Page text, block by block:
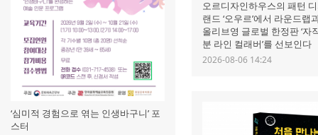
오르디자인하우스의 패턴
랜드 ‘오우르’에서 라운드랩
올리브영 글로벌 한정판 ‘자
분 라인 컬래버’를 선보인다
2026-08-06 14:24
‘심미적 경험으로 엮는 인생바구니’ 포
스터